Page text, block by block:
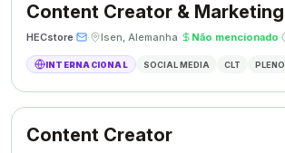
HECstore· · Isen, Alemanha· Não mencionado·
INTERNACIONAL SOCIAL MEDIA CLT PLENO
Content Creator